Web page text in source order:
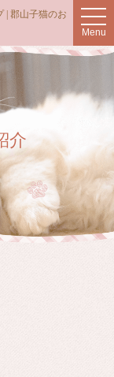
t
o
g
g
a
v
t
o
Menu
| 郡山子猫のお
介